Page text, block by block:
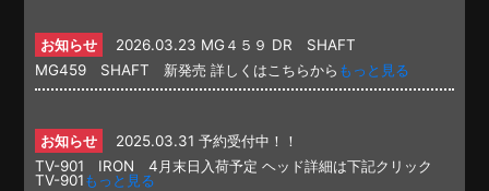
お知らせ 2026.03.23 MG４５９ DR SHAFT
MG459 SHAFT 新発売 詳しくはこちらから もっと見る
お知らせ 2025.03.31 予約受付中！！
TV-901 IRON 4月末日入荷予定 ヘッド詳細は下記クリック
TV-901もっと見る